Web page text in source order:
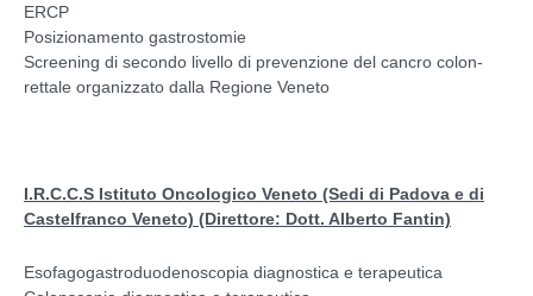
ERCP
Posizionamento gastrostomie
Screening di secondo livello di prevenzione del cancro colon-
rettale organizzato dalla Regione Veneto
I.R.C.C.S Istituto Oncologico Veneto (Sedi di Padova e di
Castelfranco Veneto) (Direttore: Dott. Alberto Fantin)
Esofagogastroduodenoscopia diagnostica e terapeutica